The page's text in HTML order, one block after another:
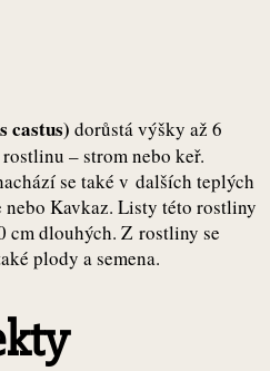
castus) dorůstá výšky až 6
– strom nebo keř.
se také v dalších teplých
Kavkaz. Listy této rostliny
cm dlouhých. Z rostliny se
plody a semena.